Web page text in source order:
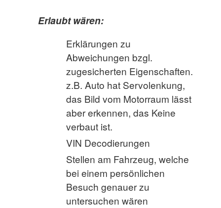
Erlaubt wären:
Erklärungen zu
Abweichungen bzgl.
zugesicherten Eigenschaften.
z.B. Auto hat Servolenkung,
das Bild vom Motorraum lässt
aber erkennen, das Keine
verbaut ist.
VIN Decodierungen
Stellen am Fahrzeug, welche
bei einem persönlichen
Besuch genauer zu
untersuchen wären